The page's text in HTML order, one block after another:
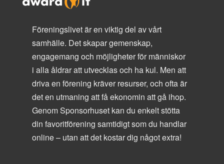
Föreningslivet är en viktig del av vårt
samhälle. Det skapar gemenskap,
engagemang och möjligheter för människor
i alla åldrar att utvecklas och ha kul. Men att
driva en förening kräver resurser, och ofta är
det en utmaning att få ekonomin att gå ihop.
Genom Sponsorhuset kan du enkelt stötta
din favoritförening samtidigt som du handlar
online – utan att det kostar dig något extra!